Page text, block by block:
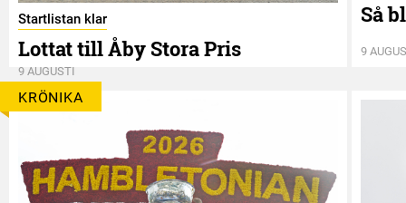
Startlistan klar
Lottat till Åby Stora Pris
9 AUGUSTI
Så
9
KRÖNIKA